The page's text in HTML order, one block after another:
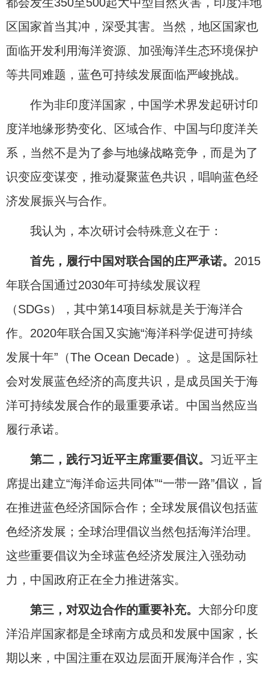
区国家首当其冲，深受其害。当然，地区国家也
面临开发利用海洋资源、加强海洋生态环境保护
等共同难题，蓝色可持续发展面临严峻挑战。
作为非印度洋国家，中国学术界发起研讨印
度洋地缘形势变化、区域合作、中国与印度洋关
系，当然不是为了参与地缘战略竞争，而是为了
识变应变谋变，推动凝聚蓝色共识，唱响蓝色经
济发展振兴与合作。
我认为，本次研讨会特殊意义在于：
首先，履行中国对联合国的庄严承诺。 2015
年联合国通过2030年可持续发展议程
（SDGs），其中第14项目标就是关于海洋合
作。2020年联合国又实施“海洋科学促进可持续
发展十年”（The Ocean Decade）。这是国际社
会对发展蓝色经济的高度共识，是成员国关于海
洋可持续发展合作的最重要承诺。中国当然应当
履行承诺。
第二，践行习近平主席重要倡议。 习近平主
席提出建立“海洋命运共同体”“一带一路”倡议，旨
在推进蓝色经济国际合作；全球发展倡议包括蓝
色经济发展；全球治理倡议当然包括海洋治理。
这些重要倡议为全球蓝色经济发展注入强劲动
力，中国政府正在全力推进落实。
第三，对双边合作的重要补充。 大部分印度
洋沿岸国家都是全球南方成员和发展中国家，长
期以来，中国注重在双边层面开展海洋合作，实